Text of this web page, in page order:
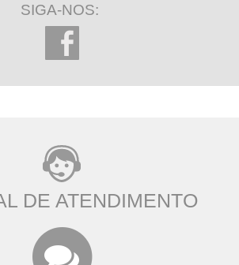
SIGA-NOS:
DE ATENDIMENTO